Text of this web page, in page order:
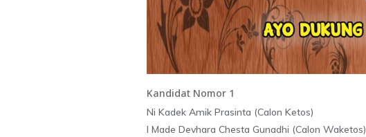
Kandidat Nomor 1
Ni Kadek Amik Prasinta (Calon Ketos)
I Made Devhara Chesta Gunadhi (Calon Waketos)